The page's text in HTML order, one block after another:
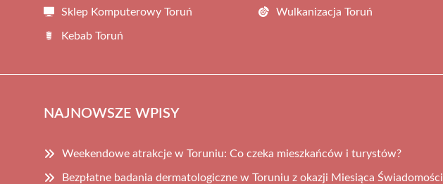
Sklep Komputerowy Toruń Wulkanizacja Toruń
Kebab Toruń
NAJNOWSZE WPISY
Weekendowe atrakcje w Toruniu: Co czeka mieszkańców i turystów?
Bezpłatne badania dermatologiczne w Toruniu z okazji Miesiąca Świadomości